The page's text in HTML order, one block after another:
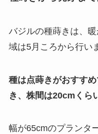
バジルの種蒔きは、
域は5月ころから行い
種は点蒔きがおすす
き、株間は20cmくら
幅が65cmのプランタ